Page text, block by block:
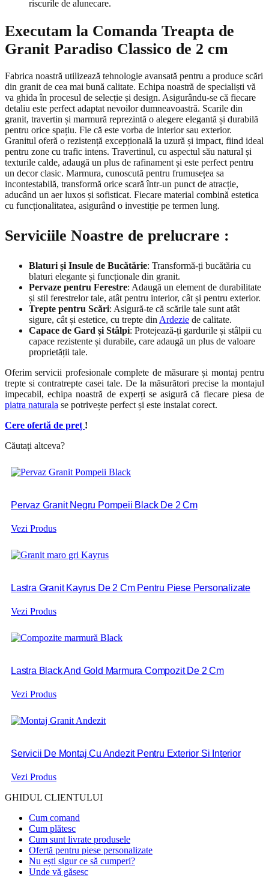
riscurile de alunecare.
Executam la Comanda Treapta de
Granit Paradiso Classico de 2 cm
Fabrica noastră utilizează tehnologie avansată pentru a produce scări
din granit de cea mai bună calitate. Echipa noastră de specialiști vă
va ghida în procesul de selecție și design. Asigurându-se că fiecare
detaliu este perfect adaptat nevoilor dumneavoastră. Scarile din
granit, travertin și marmură reprezintă o alegere elegantă și durabilă
pentru orice spațiu. Fie că este vorba de interior sau exterior.
Granitul oferă o rezistență excepțională la uzură și impact, fiind ideal
pentru zone cu trafic intens. Travertinul, cu aspectul său natural și
texturile calde, adaugă un plus de rafinament și este perfect pentru
un decor clasic. Marmura, cunoscută pentru frumusețea sa
incontestabilă, transformă orice scară într-un punct de atracție,
aducând un aer luxos și sofisticat. Fiecare material combină estetica
cu funcționalitatea, asigurând o investiție pe termen lung.
Serviciile Noastre de prelucrare :
Blaturi și Insule de Bucătărie: Transformă-ți bucătăria cu
blaturi elegante și funcționale din granit.
Pervaze pentru Ferestre: Adaugă un element de durabilitate
și stil ferestrelor tale, atât pentru interior, cât și pentru exterior.
Trepte pentru Scări: Asigură-te că scările tale sunt atât
sigure, cât și estetice, cu trepte din Ardezie de calitate.
Capace de Gard și Stâlpi: Protejează-ți gardurile și stâlpii cu
capace rezistente și durabile, care adaugă un plus de valoare
proprietății tale.
Oferim servicii profesionale complete de măsurare și montaj pentru
trepte si contratrepte casei tale. De la măsurători precise la montajul
impecabil, echipa noastră de experți se asigură că fiecare piesa de
piatra naturala se potrivește perfect și este instalat corect.
Cere ofertă de preț !
Căutați altceva?
Pervaz Granit Negru Pompeii Black De 2 Cm
Vezi Produs
Lastra Granit Kayrus De 2 Cm Pentru Piese Personalizate
Vezi Produs
Lastra Black And Gold Marmura Compozit De 2 Cm
Vezi Produs
Servicii De Montaj Cu Andezit Pentru Exterior Si Interior
Vezi Produs
GHIDUL CLIENTULUI
Cum comand
Cum plătesc
Cum sunt livrate produsele
Ofertă pentru piese personalizate
Nu ești sigur ce să cumperi?
Unde vă găsesc